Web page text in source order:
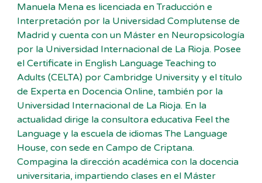
Manuela Mena es licenciada en Traducción e
Interpretación por la Universidad Complutense de
Madrid y cuenta con un Máster en Neuropsicología
por la Universidad Internacional de La Rioja. Posee
el Certificate in English Language Teaching to
Adults (CELTA) por Cambridge University y el título
de Experta en Docencia Online, también por la
Universidad Internacional de La Rioja. En la
actualidad dirige la consultora educativa Feel the
Language y la escuela de idiomas The Language
House, con sede en Campo de Criptana.
Compagina la dirección académica con la docencia
universitaria, impartiendo clases en el Máster